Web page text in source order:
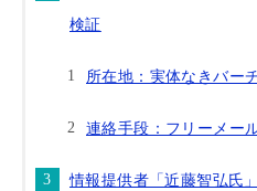
検証
所在地：実体なきバー
連絡手段：フリーメー
情報提供者「近藤智弘氏